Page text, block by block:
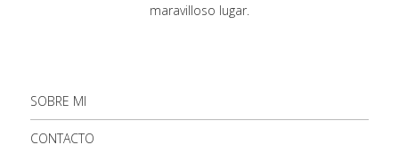
maravilloso lugar.
SOBRE MI
CONTACTO